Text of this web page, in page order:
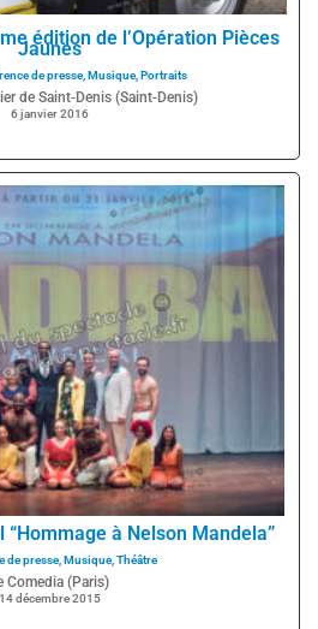
édition de l’Opération Pièces
Jaunes
de presse,Musique,Portraits
de Saint-Denis (Saint-Denis)
6 janvier 2016
à Nelson Mandela”
de presse,Musique,Théâtre
Comedia (Paris)
14 décembre 2015